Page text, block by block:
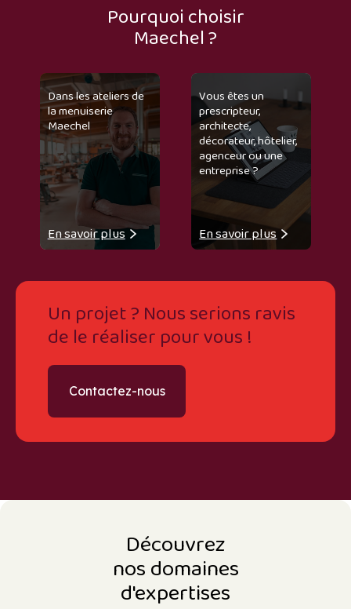
Pourquoi choisir
Maechel ?
Dans les ateliers de
la menuiserie
Maechel
En savoir plus
Vous êtes un
prescripteur,
architecte,
décorateur, hôtelier,
agenceur ou une
entreprise ?
En savoir plus
Un projet ? Nous serions ravis
de le réaliser pour vous !
Contactez-nous
Découvrez
nos domaines
d'expertises